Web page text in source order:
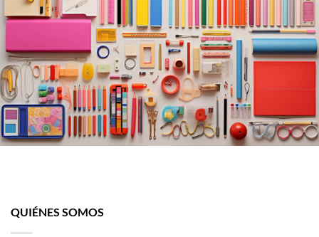
de
producto
QUIÉNES SOMOS